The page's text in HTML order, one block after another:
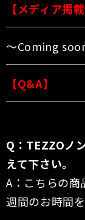
【メディア掲
〜Coming
【Q&A】
Q：TEZZOノ
えて下さい。
A：こちらの商
週間のお時間